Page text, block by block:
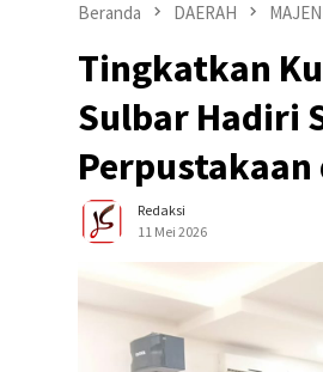
Beranda DAERAH
Tingkatkan
Sulbar Hadiri
Perpustakaan
Redaksi
11 Mei 2026